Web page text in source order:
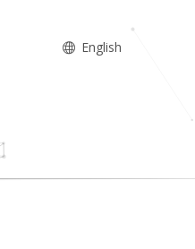
English